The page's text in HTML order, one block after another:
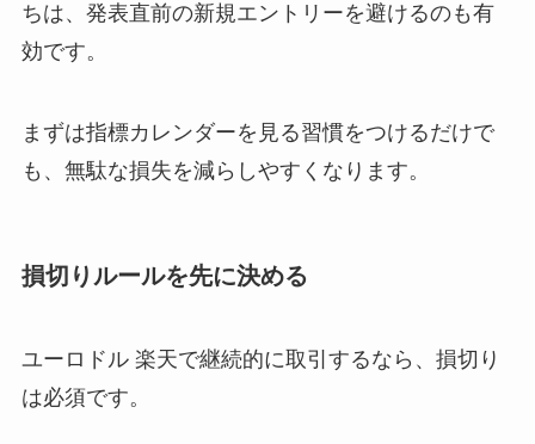
ちは、発表直前の新規エントリーを避けるのも有
効です。
まずは指標カレンダーを見る習慣をつけるだけで
も、無駄な損失を減らしやすくなります。
損切りルールを先に決める
ユーロドル 楽天で継続的に取引するなら、損切り
は必須です。